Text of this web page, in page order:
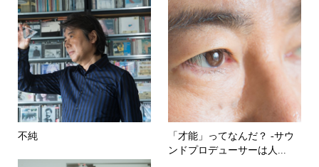
不純
「才能」ってなんだ？ -サウ
ンドプロデューサーは人...